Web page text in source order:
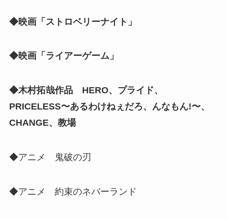
◆映画「ストロベリーナイト」
◆映画「ライアーゲーム」
◆木村拓哉作品 HERO、プライド、
PRICELESS〜あるわけねぇだろ、んなもん!〜、
CHANGE、教場
◆アニメ 鬼破の刃
◆アニメ 約束のネバーランド